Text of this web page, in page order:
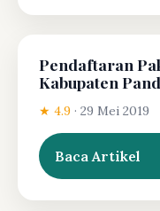
Pendaftaran
Kabupaten
★ 4.9 · 29 Mei 2019
Baca Artikel